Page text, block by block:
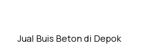
Jual Buis Beton di Depok